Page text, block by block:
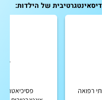
של הילדות:
רפואה